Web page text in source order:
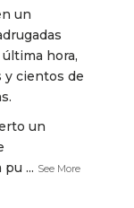
un
hora,
y cientos de
un
pu ... See More